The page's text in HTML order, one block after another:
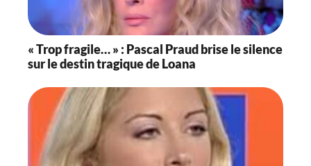
« Trop fragile… » : Pascal Praud brise le silence
sur le destin tragique de Loana